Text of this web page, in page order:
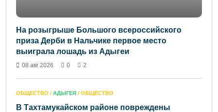
На розыгрыше Большого всероссийского
приза Дерби в Нальчике первое место
выиграла лошадь из Адыгеи
08 авг 2026 0 2
ОБЩЕСТВО / АДЫГЕЯ / ОБЩЕСТВО
В Тахтамукайском районе повреждены